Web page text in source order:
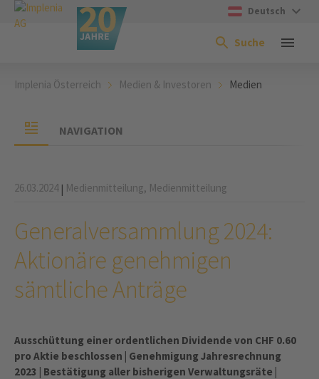
Deutsch
Suche
Implenia Österreich Medien & Investoren Medien
NAVIGATION
26.03.2024| Medienmitteilung, Medienmitteilung
Generalversammlung 2024:
Aktionäre genehmigen
sämtliche Anträge
Ausschüttung einer ordentlichen Dividende von CHF 0.60
pro Aktie beschlossen | Genehmigung Jahresrechnung
2023 | Bestätigung aller bisherigen Verwaltungsräte |